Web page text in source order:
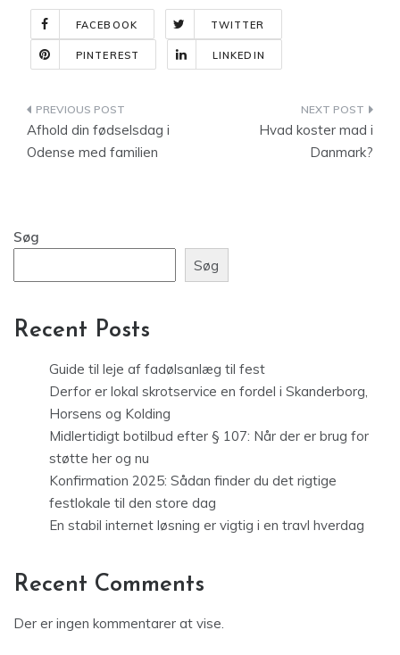
FACEBOOK TWITTER
PINTEREST LINKEDIN
Indlægsnavigation
Afhold din fødselsdag i
Odense med familien
Hvad koster mad i
Danmark?
Søg
Søg
Recent Posts
Guide til leje af fadølsanlæg til fest
Derfor er lokal skrotservice en fordel i Skanderborg,
Horsens og Kolding
Midlertidigt botilbud efter § 107: Når der er brug for
støtte her og nu
Konfirmation 2025: Sådan finder du det rigtige
festlokale til den store dag
En stabil internet løsning er vigtig i en travl hverdag
Recent Comments
Der er ingen kommentarer at vise.